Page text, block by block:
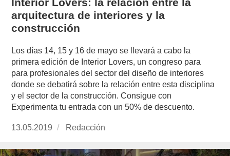
arquitectura de interiores y la
construcción
Los días 14, 15 y 16 de mayo se llevará a cabo la
primera edición de Interior Lovers, un congreso para
para profesionales del sector del diseño de interiores
donde se debatirá sobre la relación entre esta disciplina
y el sector de la construcción. Consigue con
Experimenta tu entrada con un 50% de descuento.
Publicado
13.05.2019 https://www.experimenta.es/author/redaccion/
Redacción